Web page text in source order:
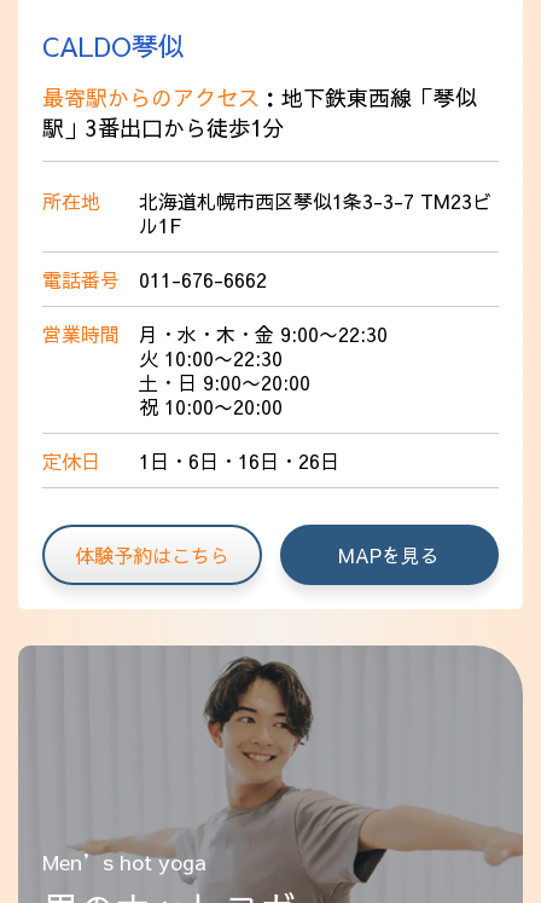
CALDO琴似
最寄駅からのアクセス ：地下鉄東西線「琴似
駅」3番出口から徒歩1分
所在地
北海道札幌市西区琴似1条3-3-7 TM23ビ
ル1F
電話番号 011-676-6662
営業時間
月・水・木・金 9:00〜22:30
火 10:00〜22:30
土・日 9:00〜20:00
祝 10:00〜20:00
定休日 1日・6日・16日・26日
体験予約はこちら MAPを見る
Men’s hot yoga